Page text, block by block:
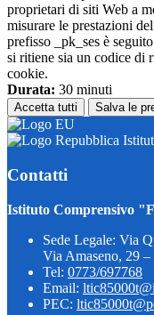
proprietari di siti Web a
misurare le prestazioni
prefisso _pk_ses è
si ritiene sia un codice di
cookie.
Durata: 30 minuti
Accetta tutti Salva le
Contatti
Istituto Comprensivo
Sede Legale: Via
Via Amaseno, 29
Tel: 0773/697768
Email:
PEC: